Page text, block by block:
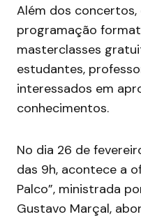
Além dos
programação
masterclasses
estudantes,
interessados em
conhecimentos.
No dia 26 de
das 9h, acontece a
Palco”, ministrada
Gustavo Marçal,